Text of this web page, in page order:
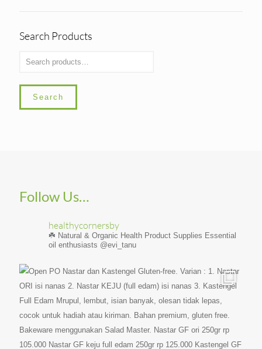
Search Products
Search
Follow Us…
healthycornersby
☘️ Natural & Organic Health Product Supplies Essential
oil enthusiasts @evi_tanu